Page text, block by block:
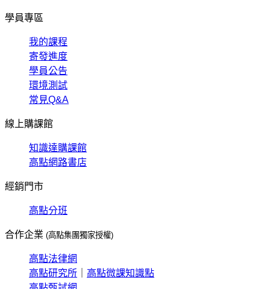
學員專區
我的課程
寄發進度
學員公告
環境測試
常見Q&A
線上購課館
知識達購課館
高點網路書店
經銷門市
高點分班
合作企業 (高點集團獨家授權)
高點法律網
高點研究所
高點微課知識點